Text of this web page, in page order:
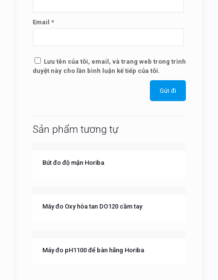
Email *
Lưu tên của tôi, email, và trang web trong trình
duyệt này cho lần bình luận kế tiếp của tôi.
Sản phẩm tương tự
Bút đo độ mặn Horiba
Máy đo Oxy hòa tan DO120 cầm tay
Máy đo pH1100 để bàn hãng Horiba